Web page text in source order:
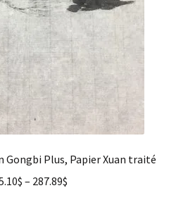
Gongbi Plus, Papier Xuan traité
$ – 287.89$